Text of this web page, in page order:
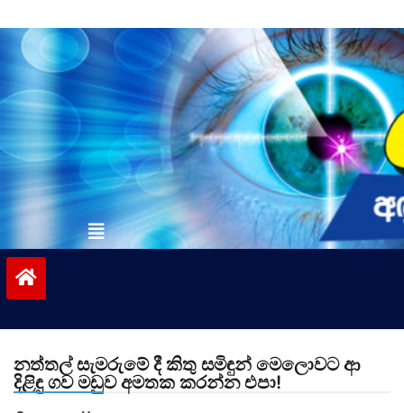
to
contentvinivida.lk
නත්තල් සැමරුමේ දී කිතු සමිඳුන් මෙලොවට ආ
දිළිඳු ගව මඩුව අමතක කරන්න එපා!